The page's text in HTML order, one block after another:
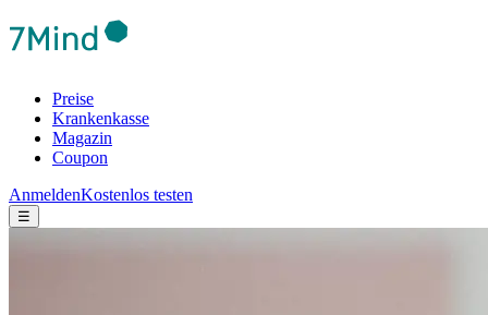
Preise
Krankenkasse
Magazin
Coupon
AnmeldenKostenlos testen
☰